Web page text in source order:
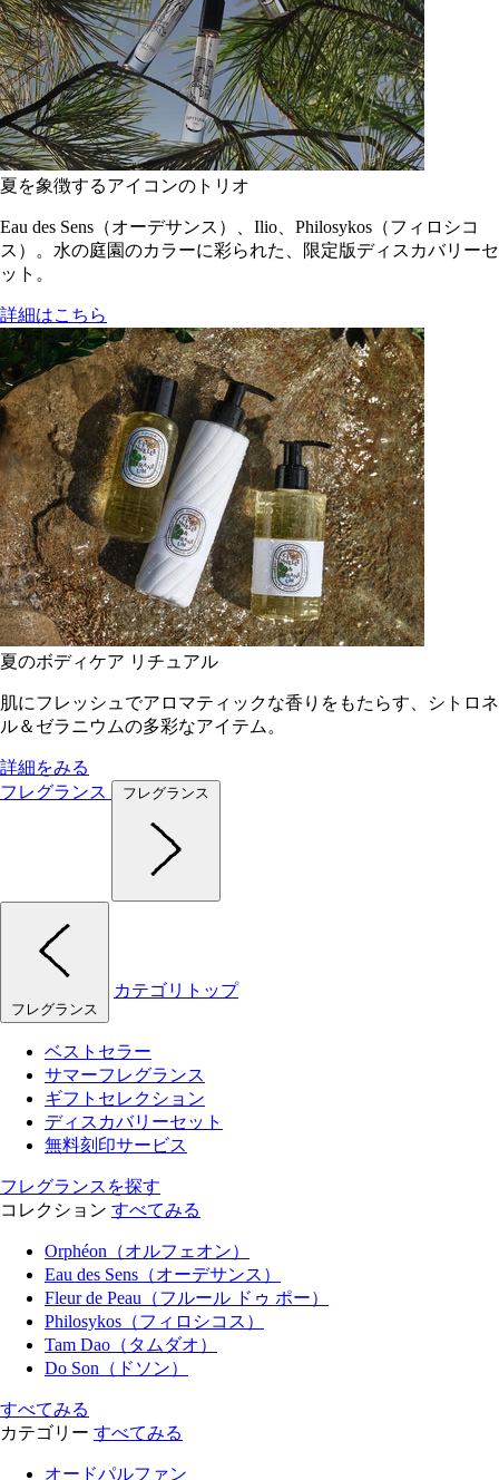
夏を象徴するアイコンのトリオ
Eau des Sens（オーデサンス）、Ilio、Philosykos（フィロシコ
ス）。水の庭園のカラーに彩られた、限定版ディスカバリーセ
ット。
詳細はこちら
夏のボディケア リチュアル
肌にフレッシュでアロマティックな香りをもたらす、シトロネ
ル＆ゼラニウムの多彩なアイテム。
詳細をみる
フレグランス
フレグランス
フレグランス
カテゴリトップ
ベストセラー
サマーフレグランス
ギフトセレクション
ディスカバリーセット
無料刻印サービス
フレグランスを探す
コレクション すべてみる
Orphéon（オルフェオン）
Eau des Sens（オーデサンス）
Fleur de Peau（フルール ドゥ ポー）
Philosykos（フィロシコス）
Tam Dao（タムダオ）
Do Son（ドソン）
すべてみる
カテゴリー すべてみる
オードパルファン